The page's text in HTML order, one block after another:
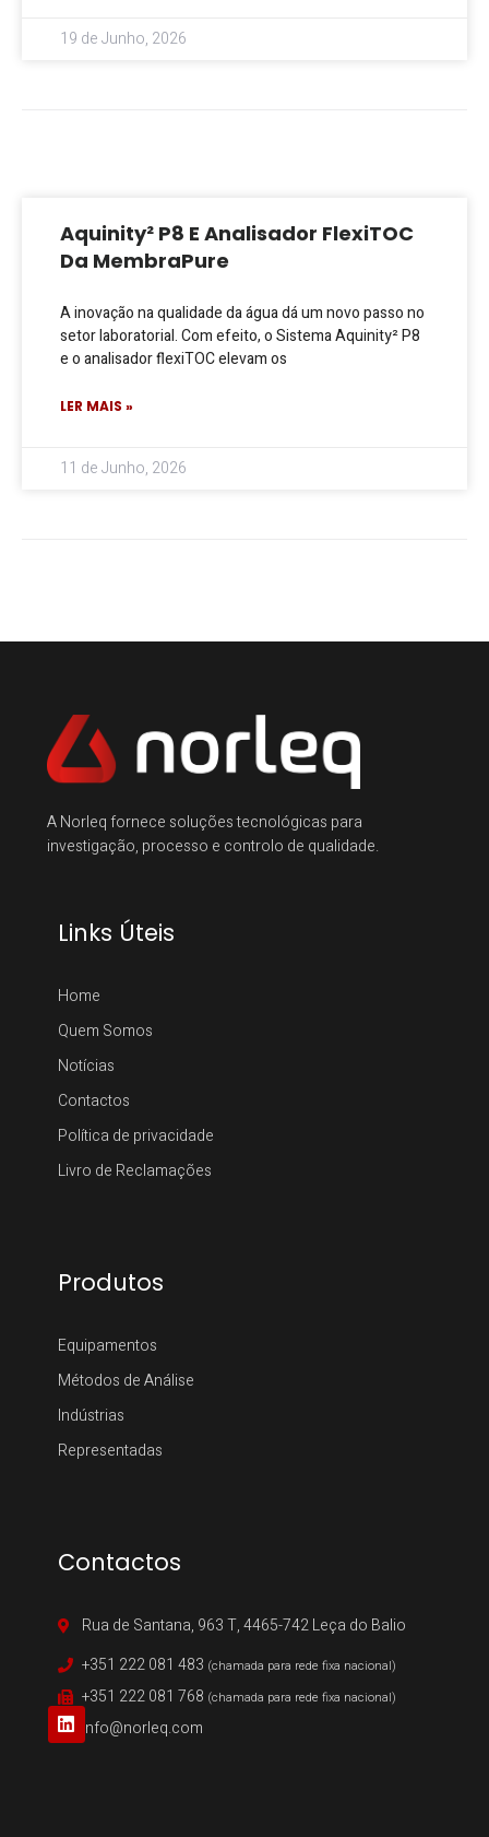
19 de Junho, 2026
Aquinity² P8 E Analisador FlexiTOC
Da MembraPure
A inovação na qualidade da água dá um novo passo no
setor laboratorial. Com efeito, o Sistema Aquinity² P8
e o analisador flexiTOC elevam os
LER MAIS »
11 de Junho, 2026
A Norleq fornece soluções tecnológicas para
investigação, processo e controlo de qualidade.
Links Úteis
Home
Quem Somos
Notícias
Contactos
Política de privacidade
Livro de Reclamações
Produtos
Equipamentos
Métodos de Análise
Indústrias
Representadas
Contactos
Rua de Santana, 963 T, 4465-742 Leça do Balio
+351 222 081 483 (chamada para rede fixa nacional)
+351 222 081 768 (chamada para rede fixa nacional)
info@norleq.com